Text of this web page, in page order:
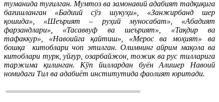
туманида туғилган. Мумтоз ва замонавий адабият тадқиқига
бағишланган «Бадиий сўз шукуҳи», «Занжирбанд шер
қошида», «Шеърият – руҳий муносабат», «Абадият
фарзандлари», «Тасаввуф ва шеърият», «Тақдир ва
тафаккур», «Навоийга қайтиш», «Мерос ва моҳият» ва
бошқа китоблари чоп этилган. Олимнинг айрим мақола ва
китоблари турк, уйғур, озарбайжон, тожик ва рус тилларига
таржима қилинган. Кўп йиллардан буён Алишер Навоий
номидаги Тил ва адабиёт институтида фаолият юритади.